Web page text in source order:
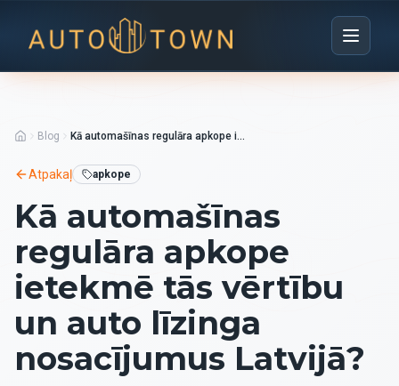
Blog Kā automašīnas regulāra apkope ietekmē tās vērtību un auto līzinga nosacījumus Latvijā?
Atpakaļ apkope
Kā automašīnas
regulāra apkope
ietekmē tās vērtību
un auto līzinga
nosacījumus Latvijā?